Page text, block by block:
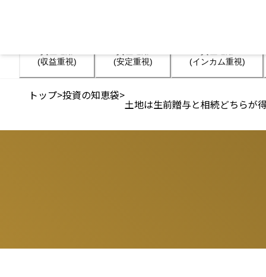
(収益重視)
(安定重視)
(インカム重視)
トップ>投資の知恵袋>
土地は生前贈与と相続どちらが